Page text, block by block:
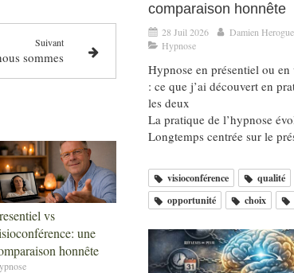
Suivant
sommes
vs
une
honnête
comparaison honnête
28 Juil 2026
Damien
Hypnose
Hypnose en présentiel ou
: ce que j’ai découvert en
les deux
La pratique de l’hypnose
Longtemps centrée sur le
visioconférence qualité
opportunité
choix